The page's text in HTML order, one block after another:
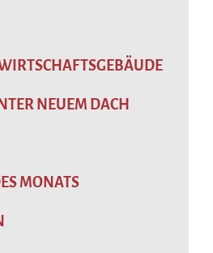
NEUEM DACH
MONATS